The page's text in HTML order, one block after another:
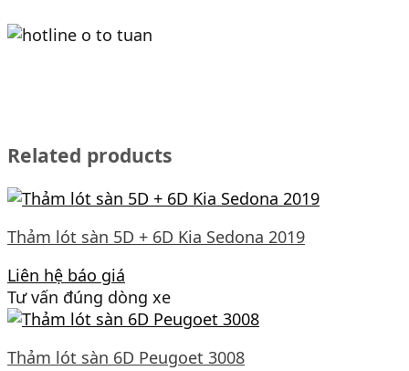
Related products
Thảm lót sàn 5D + 6D Kia Sedona 2019
Liên hệ báo giá
Tư vấn đúng dòng xe
Thảm lót sàn 6D Peugoet 3008